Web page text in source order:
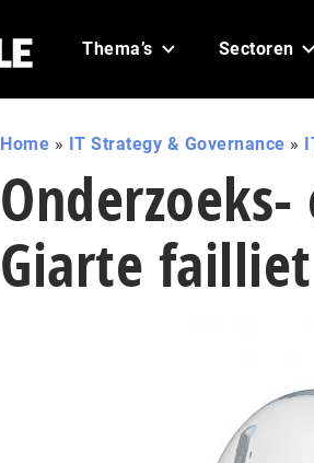
Thema’s Sectoren
Home » IT Strategy & Governance »
Giarte